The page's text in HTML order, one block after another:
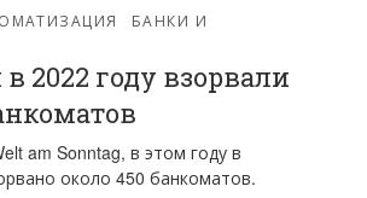
БАНКИ И
2022 году взорвали
am Sonntag, в этом году в
около 450 банкоматов.